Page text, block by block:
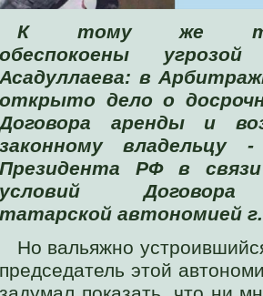
К тому же
обеспокоены
Асадуллаева: в
открыто дело о
Договора аренды и
законному владельцу
Президента РФ в
условий Договора
татарской автономией
Но вальяжно
председатель этой